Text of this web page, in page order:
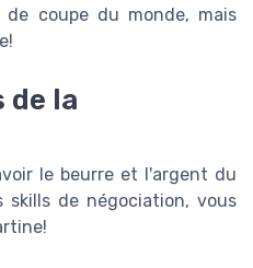
coupe du monde, mais
de la
le beurre et l'argent du
skills de négociation, vous